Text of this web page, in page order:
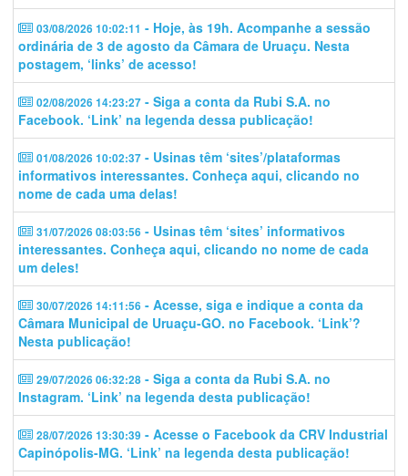
03/08/2026 10:02:11 - Hoje, às 19h. Acompanhe a sessão
ordinária de 3 de agosto da Câmara de Uruaçu. Nesta
postagem, ‘links’ de acesso!
02/08/2026 14:23:27 - Siga a conta da Rubi S.A. no
Facebook. ‘Link’ na legenda dessa publicação!
01/08/2026 10:02:37 - Usinas têm ‘sites’/plataformas
informativos interessantes. Conheça aqui, clicando no
nome de cada uma delas!
31/07/2026 08:03:56 - Usinas têm ‘sites’ informativos
interessantes. Conheça aqui, clicando no nome de cada
um deles!
30/07/2026 14:11:56 - Acesse, siga e indique a conta da
Câmara Municipal de Uruaçu-GO. no Facebook. ‘Link’?
Nesta publicação!
29/07/2026 06:32:28 - Siga a conta da Rubi S.A. no
Instagram. ‘Link’ na legenda desta publicação!
28/07/2026 13:30:39 - Acesse o Facebook da CRV Industrial
Capinópolis-MG. ‘Link’ na legenda desta publicação!